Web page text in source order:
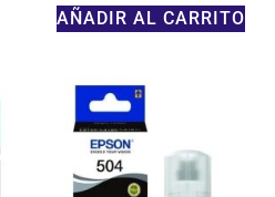
AÑADIR AL CARRITO